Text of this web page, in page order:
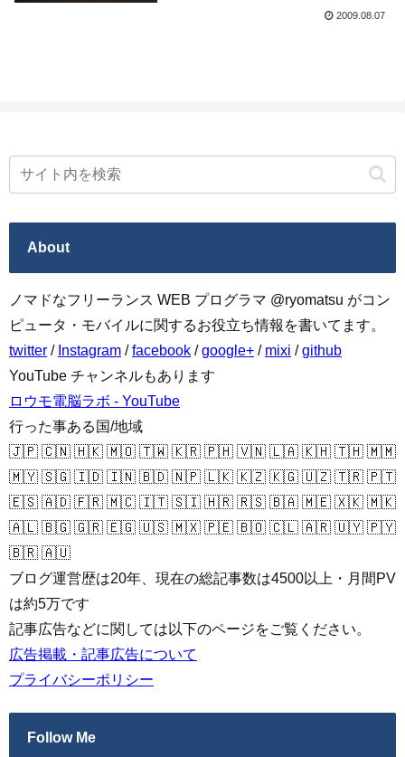
のためだけに買ったともいう。ゲームアー
カイブスみたらメタルスラッグとかR-Type
2009.08.07
About
ノマドなフリーランス WEB プログラマ @ryomatsu がコン
ピュータ・モバイルに関するお役立ち情報を書いてます。
twitter / Instagram /facebook /google+ / mixi /github
YouTube チャンネルもあります
ロウモ電脳ラボ - YouTube
行った事ある国/地域
🇯🇵 🇨🇳 🇭🇰 🇲🇴 🇹🇼 🇰🇷 🇵🇭 🇻🇳 🇱🇦 🇰🇭 🇹🇭 🇲🇲
🇲🇾 🇸🇬 🇮🇩 🇮🇳 🇧🇩 🇳🇵 🇱🇰 🇰🇿 🇰🇬 🇺🇿 🇹🇷 🇵🇹
🇪🇸 🇦🇩 🇫🇷 🇲🇨 🇮🇹 🇸🇮 🇭🇷 🇷🇸 🇧🇦 🇲🇪 🇽🇰 🇲🇰
🇦🇱 🇧🇬 🇬🇷 🇪🇬 🇺🇸 🇲🇽 🇵🇪 🇧🇴 🇨🇱 🇦🇷 🇺🇾 🇵🇾
🇧🇷 🇦🇺
ブログ運営歴は20年、現在の総記事数は4500以上・月間PV
は約5万です
記事広告などに関しては以下のページをご覧ください。
広告掲載・記事広告について
プライバシーポリシー
Follow Me